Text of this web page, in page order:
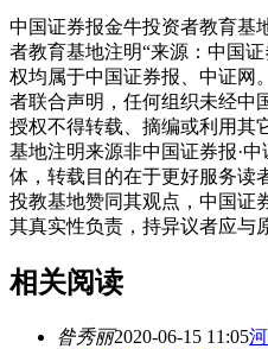
中国证券报金牛投资者教育基
者教育基地注明“来源：中国
权均属于中国证券报、中证网
者联合声明，任何组织未经中
授权不得转载、摘编或利用其
基地注明来源非中国证券报·
体，转载目的在于更好服务读
投教基地赞同其观点，中国证
其真实性负责，持异议者应与
相关阅读
昝秀丽2020-06-15 11:05